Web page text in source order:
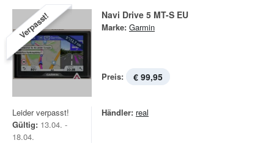
Verpasst! Navi Drive 5 MT-S EU
Marke: Garmin
Preis: € 99,95
Leider verpasst!
Gültig: 13.04. -
18.04.
Händler: real